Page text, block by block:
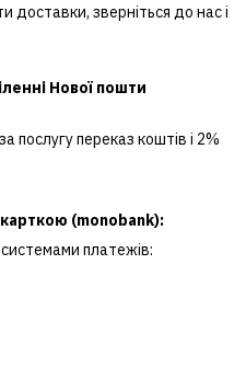
доставки, зверніться до нас і
Нової пошти
послугу переказ коштів і 2%
(monobank):
платежів: